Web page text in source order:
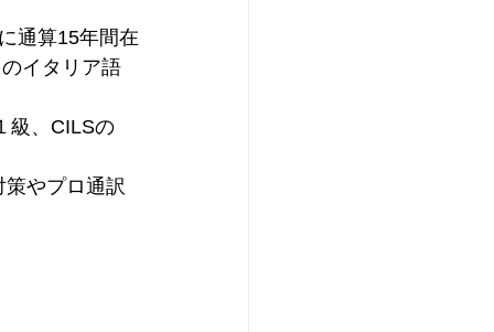
通算15年間在
イタリア語
級、CILSの
やプロ通訳